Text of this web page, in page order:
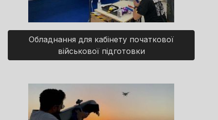
Обладнання для кабінету початкової
військової підготовки